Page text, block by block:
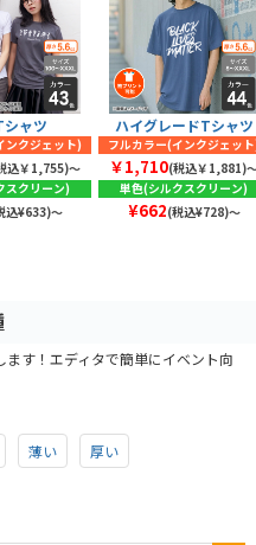
ャツ
ンクジェット)
込￥1,755)〜
スクリーン)
込¥633)～
ハイグレードTシャツ
フルカラー(インクジェッ
￥1,710(税込￥1,881)
単色(シルクスクリーン)
¥662(税込¥728)～
す！エディタで簡単にイベント向
薄い 厚い